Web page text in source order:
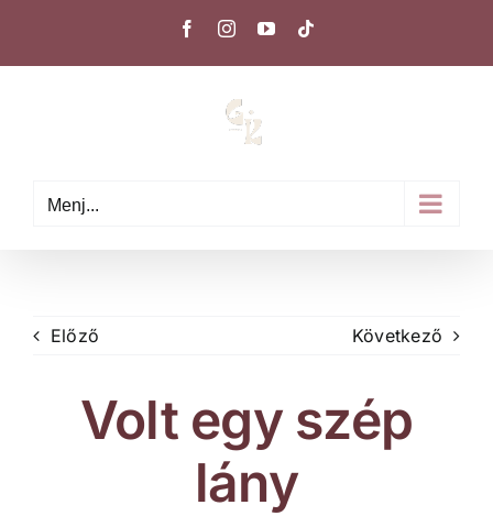
FacebookInstagramYouTube
Menj...
Előző Következő
Volt egy szép
lány